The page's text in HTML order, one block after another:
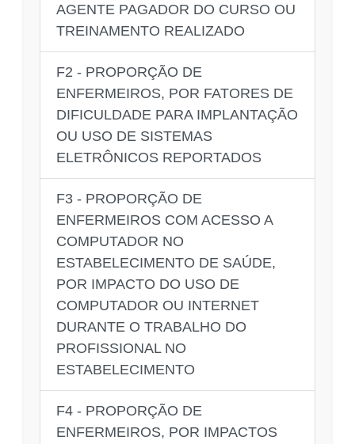
AGENTE PAGADOR DO CURSO OU
TREINAMENTO REALIZADO
F2 - PROPORÇÃO DE
ENFERMEIROS, POR FATORES DE
DIFICULDADE PARA IMPLANTAÇÃO
OU USO DE SISTEMAS
ELETRÔNICOS REPORTADOS
F3 - PROPORÇÃO DE
ENFERMEIROS COM ACESSO A
COMPUTADOR NO
ESTABELECIMENTO DE SAÚDE,
POR IMPACTO DO USO DE
COMPUTADOR OU INTERNET
DURANTE O TRABALHO DO
PROFISSIONAL NO
ESTABELECIMENTO
F4 - PROPORÇÃO DE
ENFERMEIROS, POR IMPACTOS